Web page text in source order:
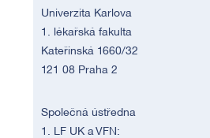
Univerzita Karlova
1. lékařská fakulta
Kateřinská 1660/32
121 08 Praha 2
Společná ústředna
1. LF UK a VFN: